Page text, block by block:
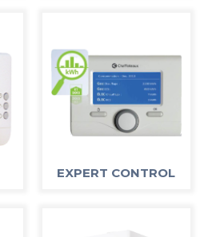
EXPERT CONTROL